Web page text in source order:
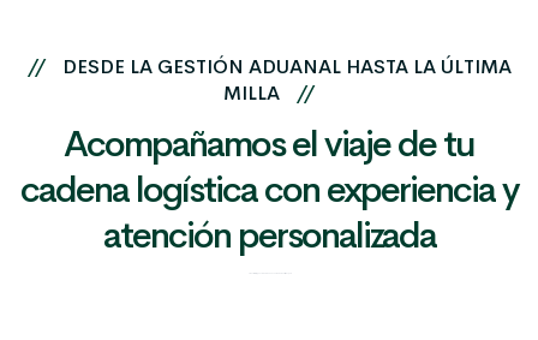
//
DESDE LA GESTIÓN ADUANAL HASTA LA ÚLTIMA
MILLA
//
Acompañamos el viaje de tu
cadena logísticacon experiencia y
atención personalizada